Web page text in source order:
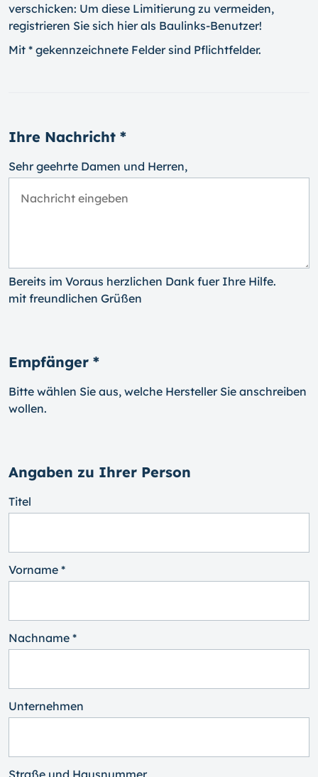
verschicken: Um diese Limitierung zu vermeiden,
registrieren Sie sich hier als Baulinks-Benutzer!
Mit * gekennzeichnete Felder sind Pflichtfelder.
Ihre Nachricht *
Sehr geehrte Damen und Herren,
Bereits im Voraus herzlichen Dank fuer Ihre Hilfe.
mit freundlichen Grüßen
Empfänger *
Bitte wählen Sie aus, welche Hersteller Sie anschreiben
wollen.
Angaben zu Ihrer Person
Titel
Vorname *
Nachname *
Unternehmen
Straße und Hausnummer